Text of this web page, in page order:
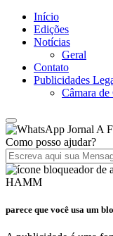
Início
Edições
Notícias
Geral
Contato
Publicidades
Câmara
Jornal A
Como posso ajudar?
HAMM
parece que você usa um